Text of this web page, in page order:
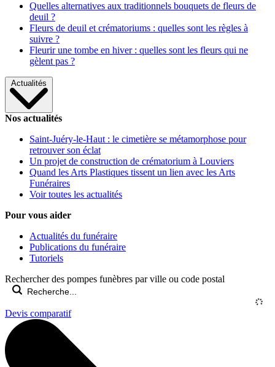
Quelles alternatives aux traditionnels bouquets de fleurs de
deuil ?
Fleurs de deuil et crématoriums : quelles sont les règles à
suivre ?
Fleurir une tombe en hiver : quelles sont les fleurs qui ne
gèlent pas ?
Actualités
Nos actualités
Saint-Juéry-le-Haut : le cimetière se métamorphose pour
retrouver son éclat
Un projet de construction de crématorium à Louviers
Quand les Arts Plastiques tissent un lien avec les Arts
Funéraires
Voir toutes les actualités
Pour vous aider
Actualités du funéraire
Publications du funéraire
Tutoriels
Rechercher des pompes funèbres par ville ou code postal
Devis comparatif